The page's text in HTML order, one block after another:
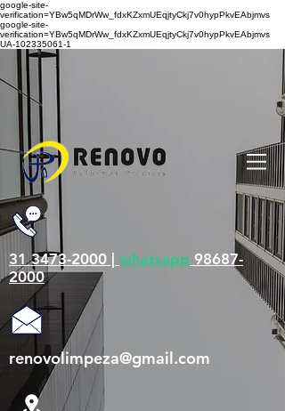
google-site-
verification=YBw5qMDrWw_fdxKZxmUEqjtyCkj7v0hypPkvEAbjmvs
google-site-
verification=YBw5qMDrWw_fdxKZxmUEqjtyCkj7v0hypPkvEAbjmvs
UA-102335061-1
31 3473-2000 | whatsapp 98687-
2000
renovolimpeza@gmail.com